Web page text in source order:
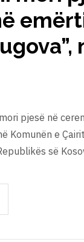
pjesë në
Komunën e
së